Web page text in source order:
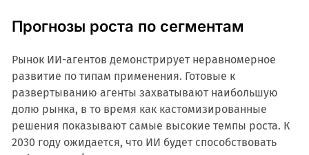
Прогнозы роста по сегментам
Рынок ИИ-агентов демонстрирует неравномерное
развитие по типам применения. Готовые к
развертыванию агенты захватывают наибольшую
долю рынка, в то время как кастомизированные
решения показывают самые высокие темпы роста. К
2030 году ожидается, что ИИ будет способствовать